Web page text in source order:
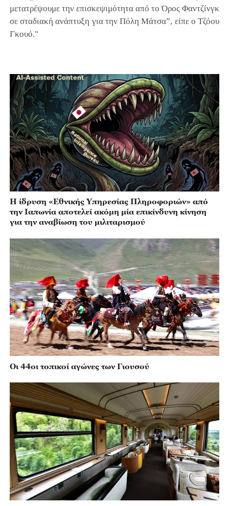
μετατρέψουμε την επισκεψιμότητα από το Όρος Φαντζίνγκ
σε σταδιακή ανάπτυξη για την Πόλη Μάτσα”, είπε ο Τζόου
Γκουό."
Η ίδρυση «Εθνικής Υπηρεσίας Πληροφοριών» από
την Ιαπωνία αποτελεί ακόμη μία επικίνδυνη κίνηση
για την αναβίωση του μιλιταρισμού
Οι 44οι τοπικοί αγώνες των Γιουσού